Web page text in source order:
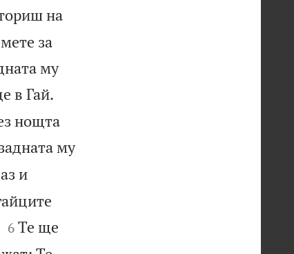
на
за
му
в Гай.
нощта
му
и

6 Те ще